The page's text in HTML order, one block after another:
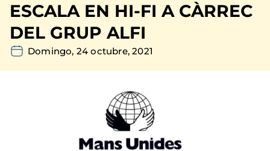
navegación
ESCALA EN HI-FI A CÀRREC
DEL GRUP ALFI
Domingo, 24 octubre, 2021